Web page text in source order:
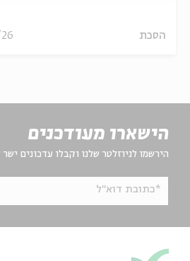
הסכת
הישארו מעודכנים
הירשמו לניוזלטר שלנו וקבלו עדכונים ישר
*כתובת דוא"ל